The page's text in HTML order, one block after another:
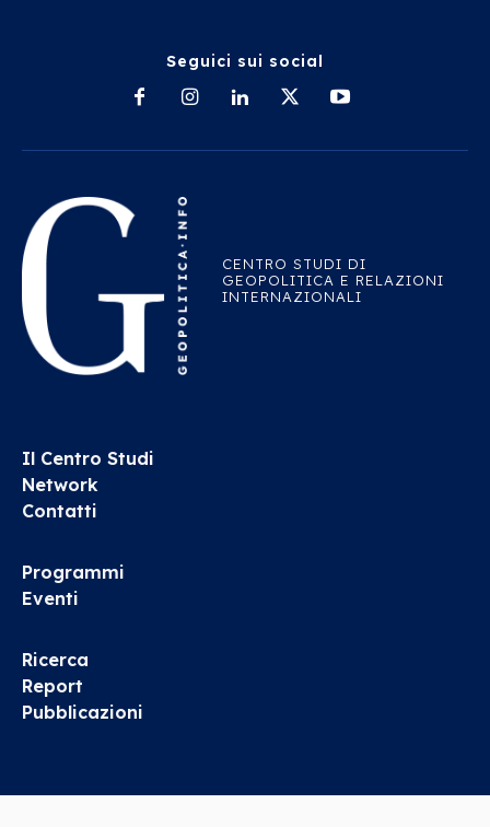
Seguici sui social
CENTRO STUDI DI
GEOPOLITICA E RELAZIONI
INTERNAZIONALI
Il Centro Studi
Network
Contatti
Programmi
Eventi
Ricerca
Report
Pubblicazioni